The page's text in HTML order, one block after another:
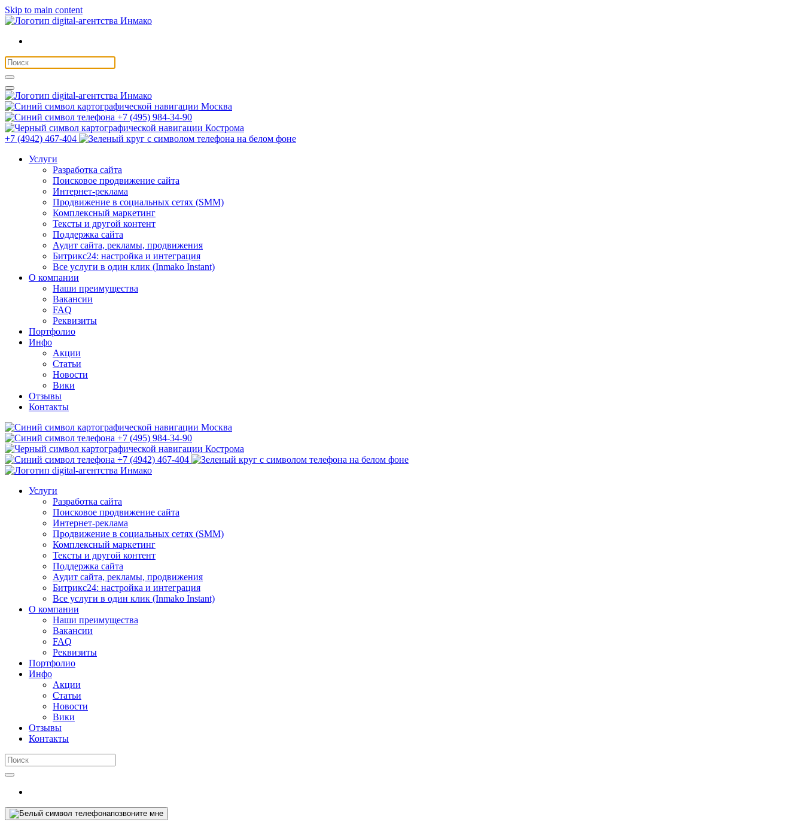
Skip to main content
Москва
+7 (495) 984-34-90
Кострома
+7 (4942) 467-404
Услуги
Разработка сайта
Поисковое продвижение сайта
Интернет-реклама
Продвижение в социальных сетях (SMM)
Комплексный маркетинг
Тексты и другой контент
Поддержка сайта
Аудит сайта, рекламы, продвижения
Битрикс24: настройка и интеграция
Все услуги в один клик (Inmako Instant)
О компании
Наши преимущества
Вакансии
FAQ
Реквизиты
Портфолио
Инфо
Акции
Статьи
Новости
Вики
Отзывы
Контакты
Москва
+7 (495) 984-34-90
Кострома
+7 (4942) 467-404
Услуги
Разработка сайта
Поисковое продвижение сайта
Интернет-реклама
Продвижение в социальных сетях (SMM)
Комплексный маркетинг
Тексты и другой контент
Поддержка сайта
Аудит сайта, рекламы, продвижения
Битрикс24: настройка и интеграция
Все услуги в один клик (Inmako Instant)
О компании
Наши преимущества
Вакансии
FAQ
Реквизиты
Портфолио
Инфо
Акции
Статьи
Новости
Вики
Отзывы
Контакты
позвоните мне